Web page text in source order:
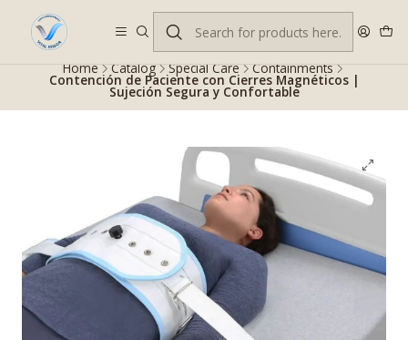
Despacho gratis en RM desde $100.000. Revisa las condiciones.
Home Catalog Special Care Containments
Contención de Paciente con Cierres Magnéticos |
Sujeción Segura y Confortable